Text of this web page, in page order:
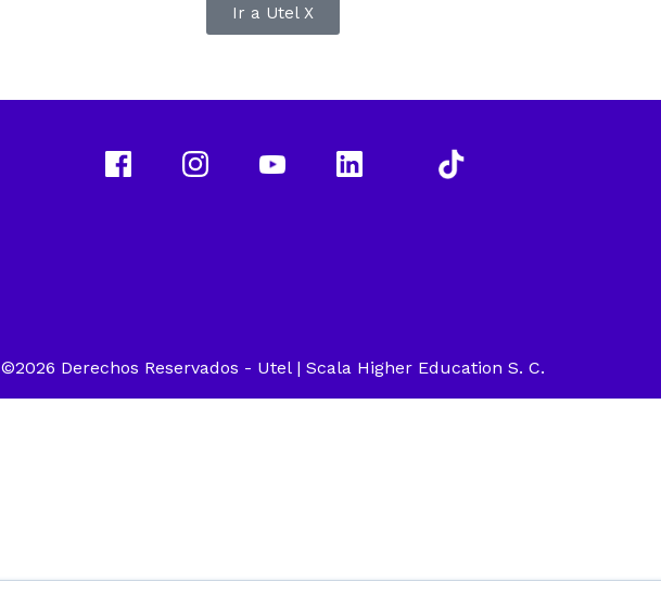
Ir a Utel X
©2026 Derechos Reservados - Utel| Scala Higher Education S. C.